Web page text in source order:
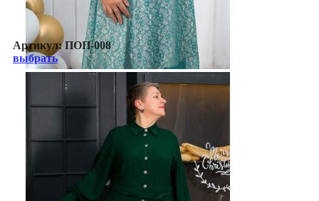
Артикул:ПОП-008
выбрать